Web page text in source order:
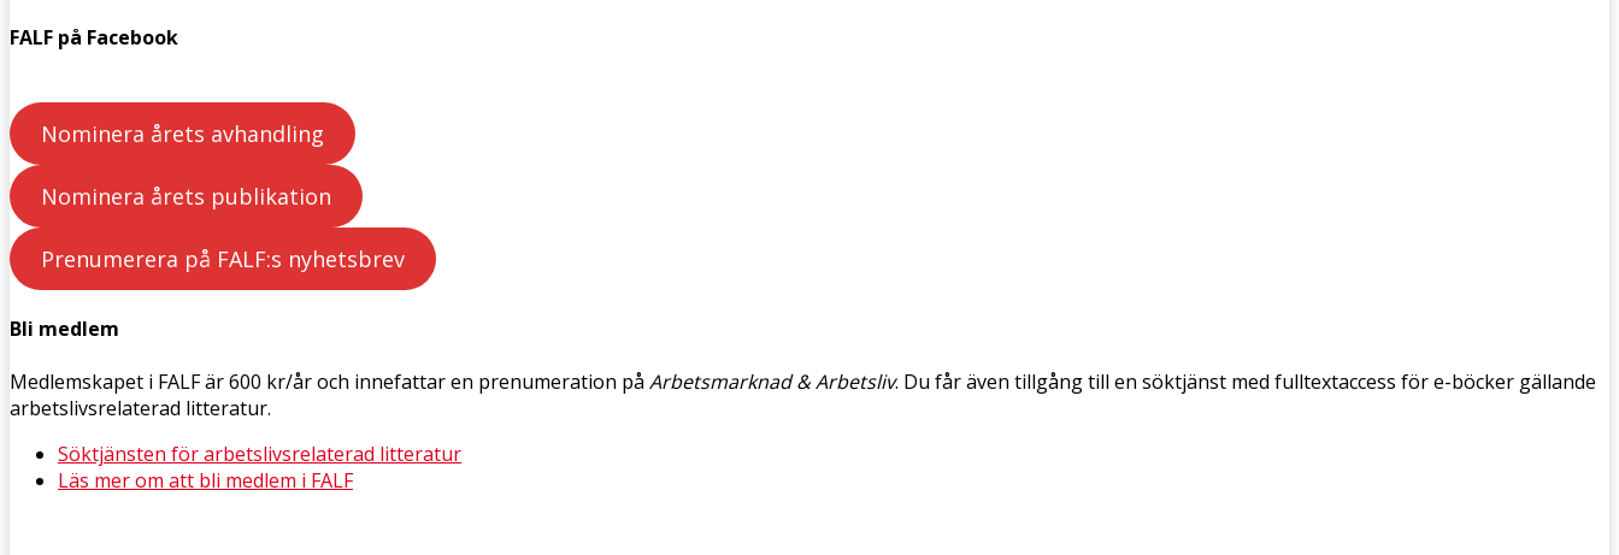
FALF på Facebook
Nominera årets avhandling
Nominera årets publikation
Prenumerera på FALF:s nyhetsbrev
Bli medlem
Medlemskapet i FALF är 600 kr/år och innefattar en prenumeration på Arbetsmarknad & Arbetsliv. Du får även tillgång till en söktjänst med fulltextaccess för e-böcker gällande
arbetslivsrelaterad litteratur.
Söktjänsten för arbetslivsrelaterad litteratur
Läs mer om att bli medlem i FALF